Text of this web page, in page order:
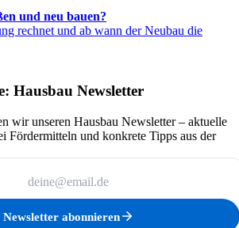
und neu bauen?
rechnet und ab wann der Neubau die
Hausbau Newsletter
wir unseren Hausbau Newsletter – aktuelle
Fördermitteln und konkrete Tipps aus der
Newsletter abonnieren